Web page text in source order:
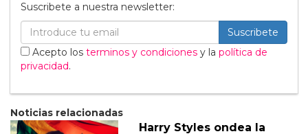
Suscribete a nuestra newsletter:
Suscribete
Acepto los terminos y condiciones y la política de
privacidad.
Noticias relacionadas
Harry Styles ondea la